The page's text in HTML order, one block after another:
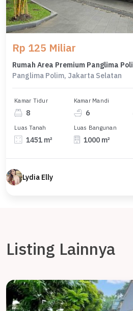
Rp 125 Miliar
Panglima Polim, Jakarta Selatan
Kamar Tidur
8
Kamar Mandi
6
Luas Tanah
1451 m²
Luas Bangunan
1000 m²
Lydia Elly
Listing Lainnya